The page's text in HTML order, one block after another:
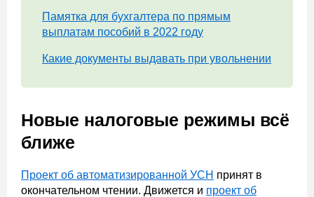
Памятка для бухгалтера по прямым
выплатам пособий в 2022 году
Какие документы выдавать при увольнении
Новые налоговые режимы всё
ближе
Проект об автоматизированной УСН принят в
окончательном чтении. Движется и проект об